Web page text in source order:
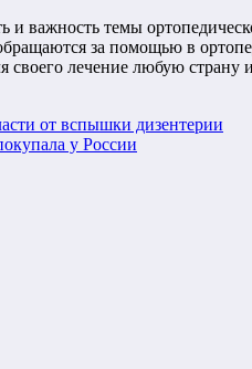
и важность темы
за помощью в
своего лечение любую
от вспышки дизентерии
у России